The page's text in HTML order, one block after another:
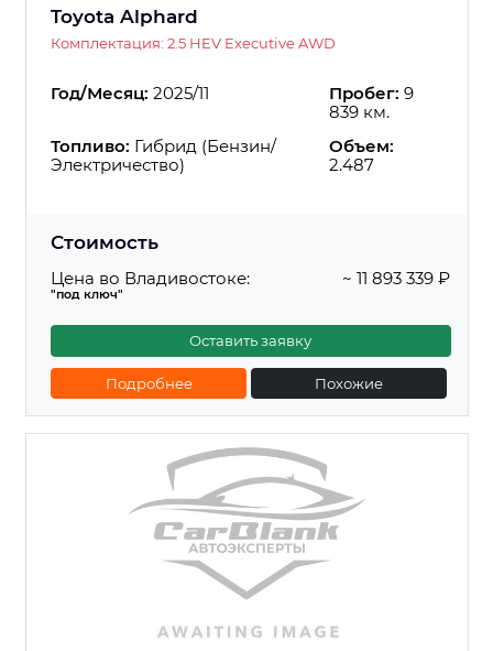
Toyota Alphard
Комплектация: 2.5 HEV Executive AWD
Год/Месяц: 2025/11 Пробег: 9
839 км.
Топливо: Гибрид (Бензин/
Электричество)
Объем:
2.487
Стоимость
Цена во Владивостоке:
"под ключ"
~ 11 893 339 ₽
Оставить заявку
Подробнее Похожие